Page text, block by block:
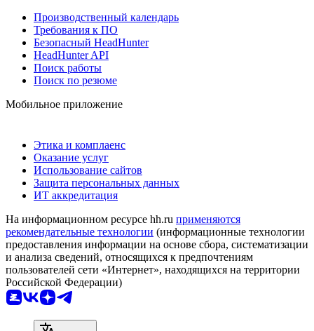
Производственный календарь
Требования к ПО
Безопасный HeadHunter
HeadHunter API
Поиск работы
Поиск по резюме
Мобильное приложение
Этика и комплаенс
Оказание услуг
Использование сайтов
Защита персональных данных
ИТ аккредитация
На информационном ресурсе hh.ru применяются
рекомендательные технологии (информационные технологии
предоставления информации на основе сбора, систематизации
и анализа сведений, относящихся к предпочтениям
пользователей сети «Интернет», находящихся на территории
Российской Федерации)